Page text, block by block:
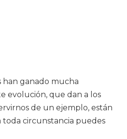
han ganado mucha
evolución, que dan a los
de un ejemplo, están
toda circunstancia puedes